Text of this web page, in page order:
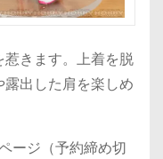
きます。上着を脱
出した肩を楽しめ
ージ（予約締め切